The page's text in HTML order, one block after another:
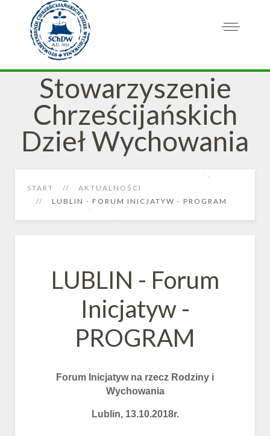
Stowarzyszenie
Chrześcijańskich
Dzieł Wychowania
START
AKTUALNOŚCI
LUBLIN - FORUM INICJATYW - PROGRAM
LUBLIN - Forum
Inicjatyw -
PROGRAM
Forum Inicjatyw na rzecz Rodziny i
Wychowania
Lublin, 13.10.2018r.